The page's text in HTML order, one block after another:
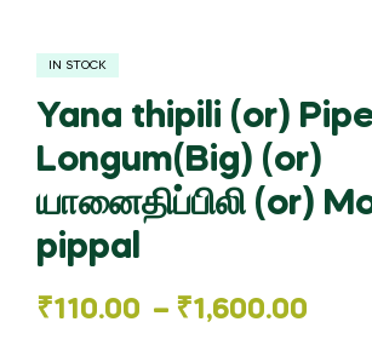
IN STOCK
Yana thipili (or)
Longum(Big) (or)
யானைதிப்பிலி (or)
pippal
₹110.00 – ₹1,600.00
Price